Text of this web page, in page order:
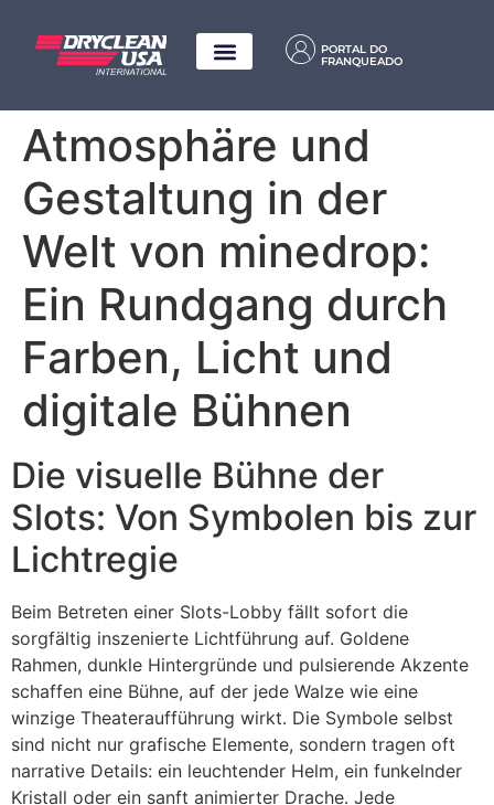
PORTAL DO
FRANQUEADO
Atmosphäre und
Gestaltung in der
Welt von minedrop:
Ein Rundgang durch
Farben, Licht und
digitale Bühnen
Die visuelle Bühne der
Slots: Von Symbolen bis zur
Lichtregie
Beim Betreten einer Slots-Lobby fällt sofort die
sorgfältig inszenierte Lichtführung auf. Goldene
Rahmen, dunkle Hintergründe und pulsierende Akzente
schaffen eine Bühne, auf der jede Walze wie eine
winzige Theateraufführung wirkt. Die Symbole selbst
sind nicht nur grafische Elemente, sondern tragen oft
narrative Details: ein leuchtender Helm, ein funkelnder
Kristall oder ein sanft animierter Drache. Jede